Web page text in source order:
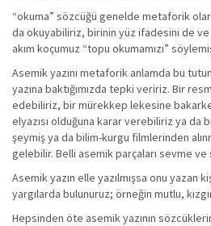
“okuma” sözcüğü genelde metaforik
da okuyabiliriz, birinin yüz ifadesini de
akım koçumuz “topu okumamızı”
Asemik yazını metaforik anlamda bu
yazına baktığımızda tepki veririz. Bir
edebiliriz, bir mürekkep lekesine
elyazısı olduğuna karar verebiliriz ya da
şeymiş ya da bilim-kurgu filmlerinden
gelebilir. Belli asemik parçaları sevme
Asemik yazın elle yazılmışsa onu yazan
yargılarda bulunuruz; örneğin mutlu,
Hepsinden öte asemik yazının